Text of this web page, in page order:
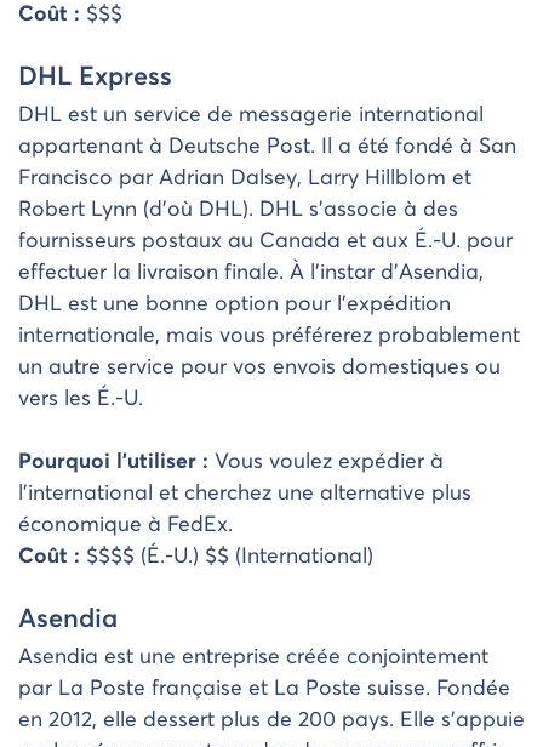
Coût : $$$
DHL Express
DHL est un service de messagerie international
appartenant à Deutsche Post. Il a été fondé à San
Francisco par Adrian Dalsey, Larry Hillblom et
Robert Lynn (d’où DHL). DHL s’associe à des
fournisseurs postaux au Canada et aux É.-U. pour
effectuer la livraison finale. À l’instar d’Asendia,
DHL est une bonne option pour l’expédition
internationale, mais vous préférerez probablement
un autre service pour vos envois domestiques ou
vers les É.-U.
Pourquoi l’utiliser : Vous voulez expédier à
l’international et cherchez une alternative plus
économique à FedEx.
Coût : $$$$ (É.-U.) $$ (International)
Asendia
Asendia est une entreprise créée conjointement
par La Poste française et La Poste suisse. Fondée
en 2012, elle dessert plus de 200 pays. Elle s’appuie